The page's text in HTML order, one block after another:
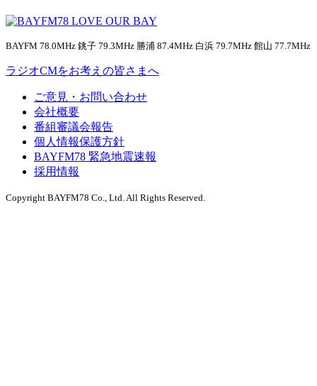
BAYFM 78.0MHz 銚子 79.3MHz 勝浦 87.4MHz 白浜 79.7MHz 館山 77.7MHz
ラジオCMをお考えの皆さまへ
ご意見・お問い合わせ
会社概要
番組審議会報告
個人情報保護方針
BAYFM78 緊急地震速報
採用情報
Copyright BAYFM78 Co., Ltd. All Rights Reserved.